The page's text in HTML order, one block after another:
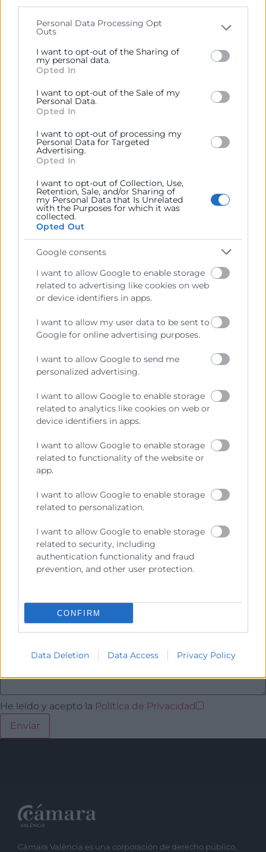
Please note that this website/app uses one or more
Google services and may gather and store information
including but not limited to your visit or usage
behaviour. You may click to grant or deny consent to
below specified purposes in below Google consent
section.
Personal Data Processing Opt
Outs
I want to opt-out of the Sharing of
my personal data.
Opted In
I want to opt-out of the Sale of my
Personal Data.
Opted In
I want to opt-out of processing my
Personal Data for Targeted
Advertising.
Opted In
I want to opt-out of Collection, Use,
Retention, Sale, and/or Sharing of
my Personal Data that Is Unrelated
with the Purposes for which it was
collected.
Opted Out
Google consents
I want to allow Google to enable storage
related to advertising like cookies on web
or device identifiers in apps.
I want to allow my user data to be sent to
Google for online advertising purposes.
I want to allow Google to send me
personalized advertising.
I want to allow Google to enable storage
related to analytics like cookies on web or
device identifiers in apps.
I want to allow Google to enable storage
related to functionality of the website or
app.
I want to allow Google to enable storage
related to personalization.
I want to allow Google to enable storage
related to security, including
authentication functionality and fraud
prevention, and other user protection.
CONFIRM
Data Deletion Data Access Privacy Policy
10:45
Impacto de los requisitos de cumplimiento de los
estándares medioambientales y de sostenibilidad
en Marruecos, Procedimientos digitales aduaneros,
costes, viabilidad de los proyectos y de las
transacciones a la entrada al país.
Sra. Dª. Teresa Colomar
Especialista Comercio Internacional y
Sostenibilidad
Aspectos Logísticos Marruecos
Sr. D. Santiago Fernández
Director Corporativo de Expansión y desarrollo de
Negocio, Grupo Raminatrans
11:45
Coloquio y Clausura
Café networking
Colabora
Marta Rubio
Gestor
963103972
mrubio@camaravalencia.com
He leído y acepto la Política de Privacidad
Cámara València es una corporación de derecho público,